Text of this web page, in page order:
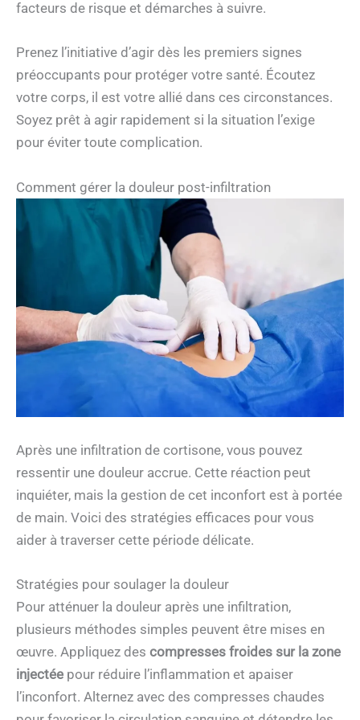
facteurs de risque et démarches à suivre.
Prenez l’initiative d’agir dès les premiers signes
préoccupants pour protéger votre santé. Écoutez
votre corps, il est votre allié dans ces circonstances.
Soyez prêt à agir rapidement si la situation l’exige
pour éviter toute complication.
Comment gérer la douleur post-infiltration
Après une infiltration de cortisone, vous pouvez
ressentir une douleur accrue. Cette réaction peut
inquiéter, mais la gestion de cet inconfort est à portée
de main. Voici des stratégies efficaces pour vous
aider à traverser cette période délicate.
Stratégies pour soulager la douleur
Pour atténuer la douleur après une infiltration,
plusieurs méthodes simples peuvent être mises en
œuvre. Appliquez des compresses froides sur la zone
injectée pour réduire l’inflammation et apaiser
l’inconfort. Alternez avec des compresses chaudes